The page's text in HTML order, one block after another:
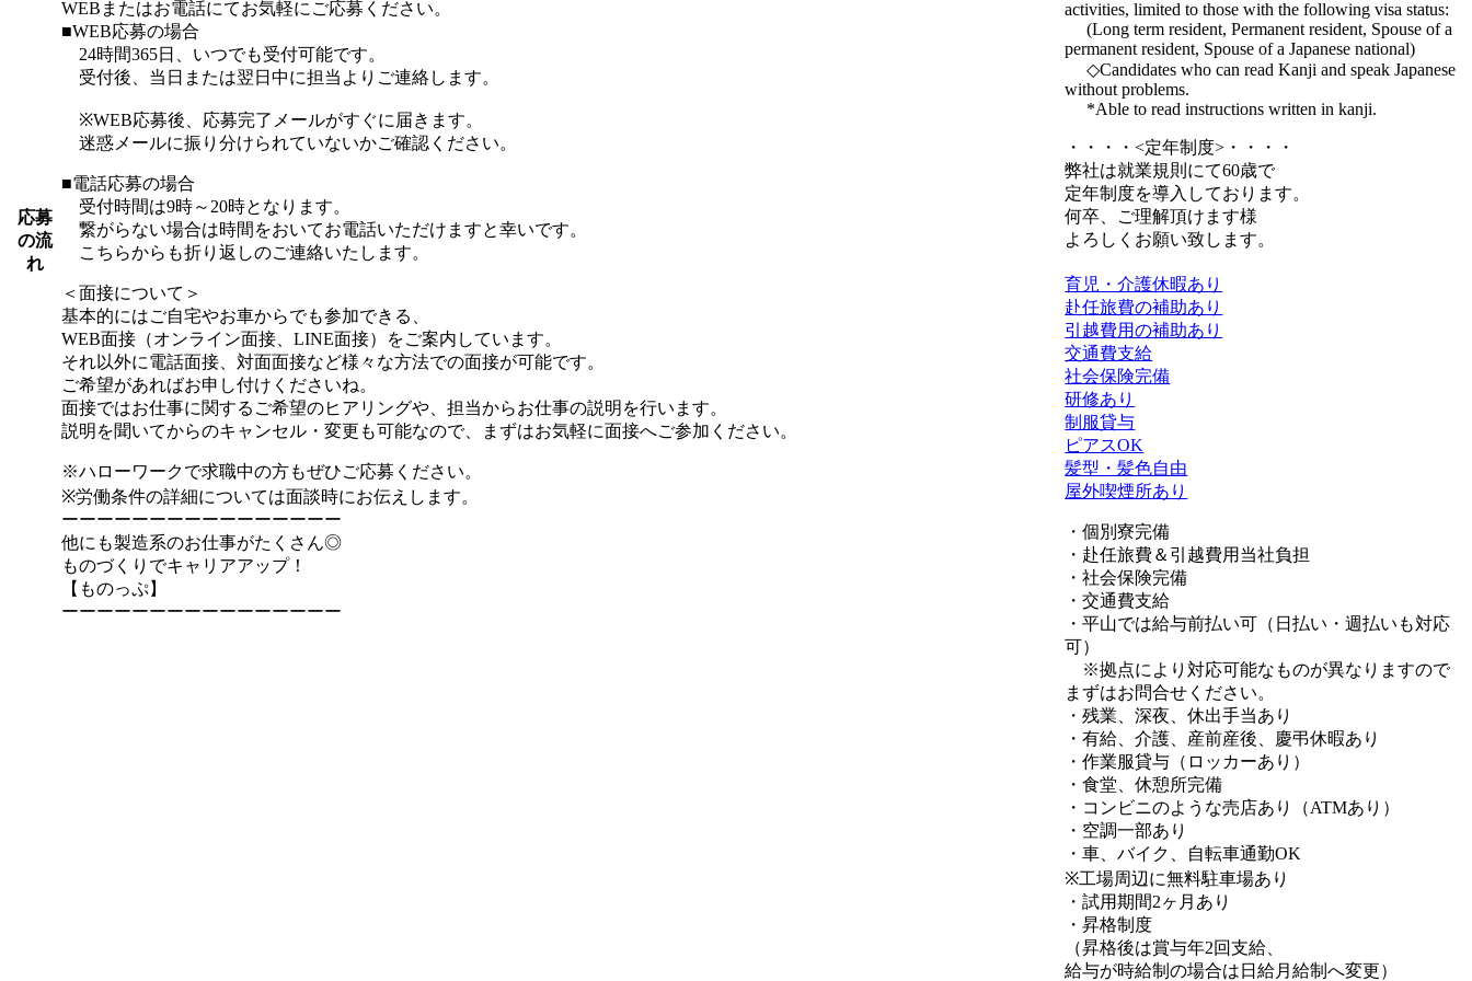
応募
の流
れ
WEBまたはお電話にてお気軽にご応募ください。
■WEB応募の場合
24時間365日、いつでも受付可能です。
受付後、当日または翌日中に担当よりご連絡します。
※WEB応募後、応募完了メールがすぐに届きます。
迷惑メールに振り分けられていないかご確認ください。
■電話応募の場合
受付時間は9時～20時となります。
繋がらない場合は時間をおいてお電話いただけますと幸いです。
こちらからも折り返しのご連絡いたします。
＜面接について＞
基本的にはご自宅やお車からでも参加できる、
WEB面接（オンライン面接、LINE面接）をご案内しています。
それ以外に電話面接、対面面接など様々な方法での面接が可能です。
ご希望があればお申し付けくださいね。
面接ではお仕事に関するご希望のヒアリングや、担当からお仕事の説明を行います。
説明を聞いてからのキャンセル・変更も可能なので、まずはお気軽に面接へご参加ください。
※ハローワークで求職中の方もぜひご応募ください。
※労働条件の詳細については面談時にお伝えします。
ーーーーーーーーーーーーーーーー
他にも製造系のお仕事がたくさん◎
ものづくりでキャリアアップ！
【ものっぷ】
ーーーーーーーーーーーーーーーー
activities, limited to those with the following visa status:
(Long term resident, Permanent resident, Spouse of a
permanent resident, Spouse of a Japanese national)
◇Candidates who can read Kanji and speak Japanese
without problems.
*Able to read instructions written in kanji.
・・・・<定年制度>・・・・
弊社は就業規則にて60歳で
定年制度を導入しております。
何卒、ご理解頂けます様
よろしくお願い致します。
育児・介護休暇あり
赴任旅費の補助あり
引越費用の補助あり
交通費支給
社会保険完備
研修あり
制服貸与
ピアスOK
髪型・髪色自由
屋外喫煙所あり
・個別寮完備
・赴任旅費＆引越費用当社負担
・社会保険完備
・交通費支給
・平山では給与前払い可（日払い・週払いも対応
可）
※拠点により対応可能なものが異なりますので
まずはお問合せください。
・残業、深夜、休出手当あり
・有給、介護、産前産後、慶弔休暇あり
・作業服貸与（ロッカーあり）
・食堂、休憩所完備
・コンビニのような売店あり（ATMあり）
・空調一部あり
・車、バイク、自転車通勤OK
※工場周辺に無料駐車場あり
・試用期間2ヶ月あり
・昇格制度
（昇格後は賞与年2回支給、
給与が時給制の場合は日給月給制へ変更）